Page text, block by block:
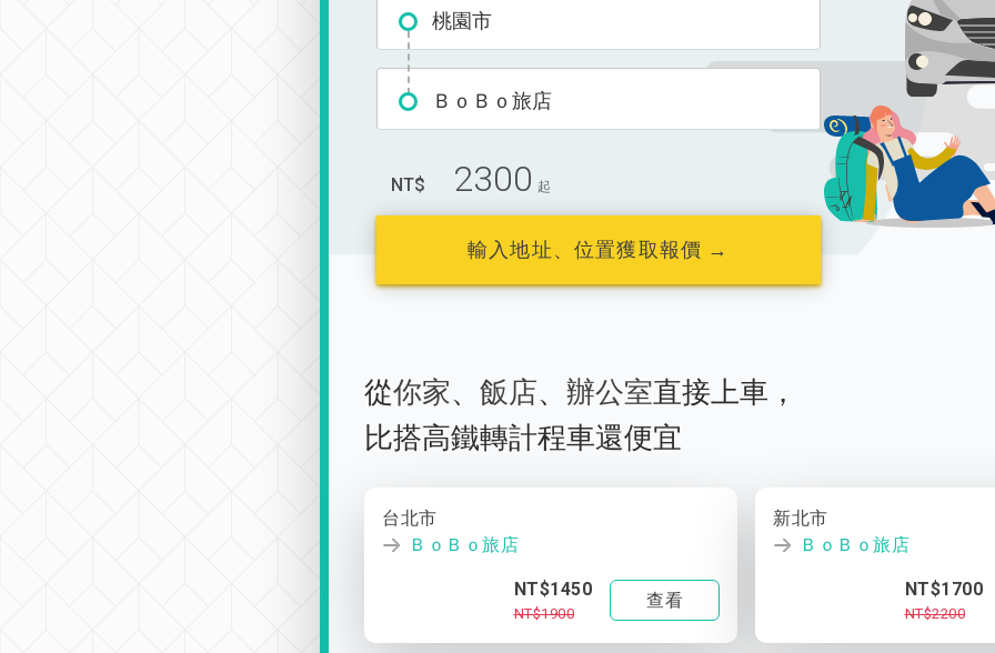
桃園市
ＢｏＢｏ旅店
NT$ 2300 起
輸入地址、位置獲取報價 →
從你家、 飯店、 辦公室直接上車，
比搭高鐵轉計程車還便宜
台北市
ＢｏＢｏ旅店
NT$1450
NT$1900
查看
新北市
ＢｏＢｏ旅店
NT$1700
NT$2200